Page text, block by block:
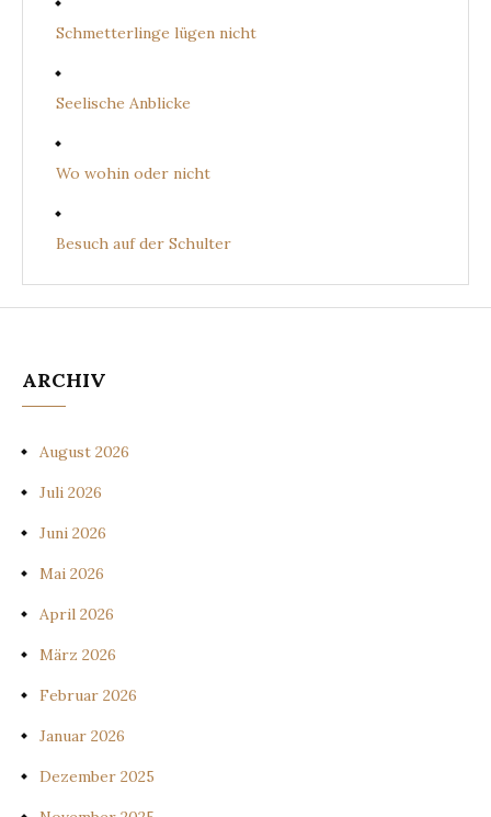
Schmetterlinge lügen nicht
Seelische Anblicke
Wo wohin oder nicht
Besuch auf der Schulter
ARCHIV
August 2026
Juli 2026
Juni 2026
Mai 2026
April 2026
März 2026
Februar 2026
Januar 2026
Dezember 2025